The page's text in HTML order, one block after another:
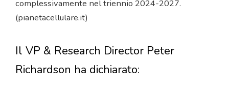
complessivamente nel triennio 2024-2027.
(pianetacellulare.it)
Il VP & Research Director Peter
Richardson ha dichiarato: